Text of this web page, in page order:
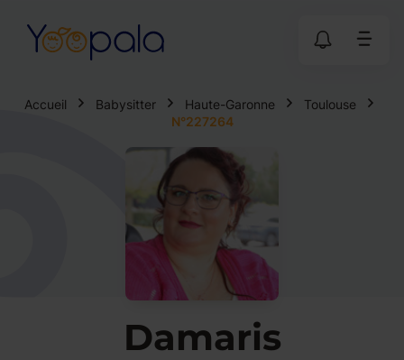
Accueil Babysitter Haute-Garonne
Toulouse
N°227264
Damaris